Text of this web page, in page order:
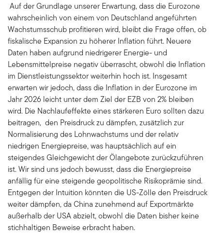
Auf der Grundlage unserer Erwartung, dass die Eurozone
wahrscheinlich von einem von Deutschland angeführten
Wachstumsschub profitieren wird, bleibt die Frage offen, ob
fiskalische Expansion zu höherer Inflation führt. Neuere
Daten haben aufgrund niedrigerer Energie- und
Lebensmittelpreise negativ überrascht, obwohl die Inflation
im Dienstleistungssektor weiterhin hoch ist. Insgesamt
erwarten wir jedoch, dass die Inflation in der Eurozone im
Jahr 2026 leicht unter dem Ziel der EZB von 2% bleiben
wird. Die Nachlaufeffekte eines stärkeren Euro sollten dazu
beitragen, den Preisdruck zu dämpfen, zusätzlich zur
Normalisierung des Lohnwachstums und der relativ
niedrigen Energiepreise, was hauptsächlich auf ein
steigendes Gleichgewicht der Ölangebote zurückzuführen
ist. Wir sind uns jedoch bewusst, dass die Energiepreise
anfällig für eine steigende geopolitische Risikoprämie sind.
Entgegen der Intuition könnten die US-Zölle den Preisdruck
weiter dämpfen, da China zunehmend auf Exportmärkte
außerhalb der USA abzielt, obwohl die Daten bisher keine
stichhaltigen Beweise erbracht haben.